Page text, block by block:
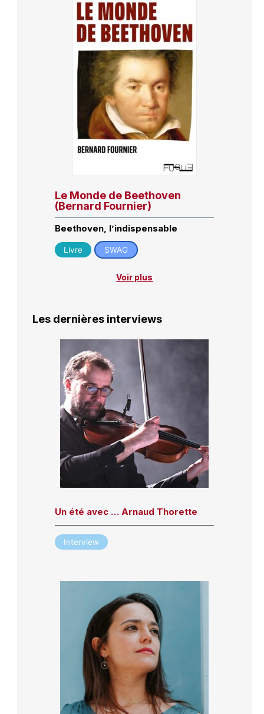
Le Monde de Beethoven
(Bernard Fournier)
Beethoven, l’indispensable
Livre SWAG
Voir plus
Les dernières interviews
Un été avec … Arnaud Thorette
Interview